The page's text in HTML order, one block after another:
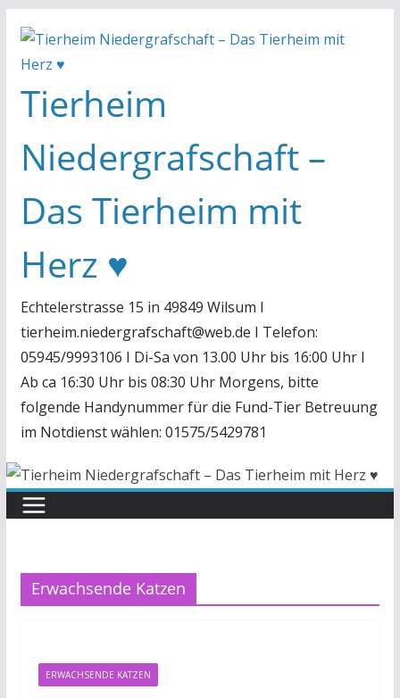
Inhalt
springen
Tierheim
Niedergrafschaft –
Das Tierheim mit
Herz ♥
Echtelerstrasse 15 in 49849 Wilsum I
tierheim.niedergrafschaft@web.de I Telefon:
05945/9993106 I Di-Sa von 13.00 Uhr bis 16:00 Uhr I
Ab ca 16:30 Uhr bis 08:30 Uhr Morgens, bitte
folgende Handynummer für die Fund-Tier Betreuung
im Notdienst wählen: 01575/5429781
Erwachsende Katzen
ERWACHSENDE KATZEN